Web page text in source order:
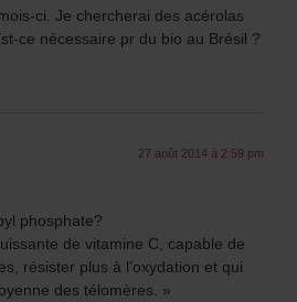
ci. Je chercherai des acérolas
ce nécessaire pr du bio au Brésil ?
27 août 2014 à 2:59 pm
phosphate?
de vitamine C, capable de
résister plus à l’oxydation et qui
des télomères. »